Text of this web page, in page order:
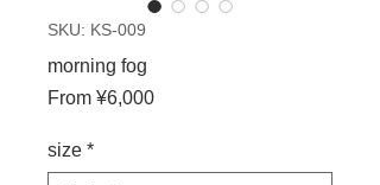
SKU: KS-009
morning fog
From ¥6,000Sale
size *